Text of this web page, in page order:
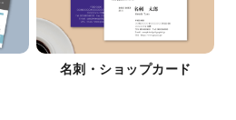
名刺・ショップカード